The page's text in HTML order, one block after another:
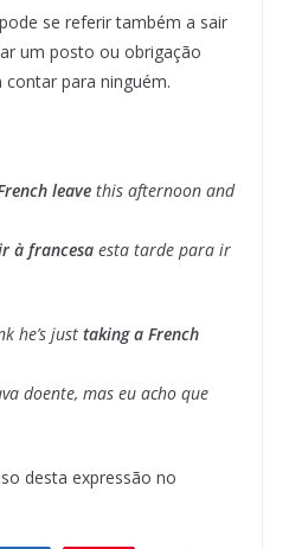
se referir também a sair
um posto ou obrigação
para ninguém.
leavethis afternoon and
à francesaesta tarde para ir
he’s just taking a French
doente, mas eu acho que
desta expressão no